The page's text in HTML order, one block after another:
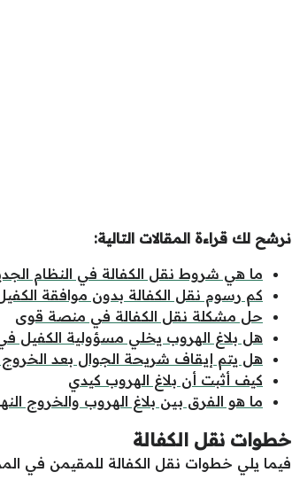
نرشح لك قراءة المقالات التالية:
ما هي شروط نقل الكفالة في النظام
كم رسوم نقل الكفالة بدون موافقة
حل مشكلة نقل الكفالة في منصة قوى
هل بلاغ الهروب يخلي مسؤولية الكفيل
هل يتم إيقاف شريحة الجوال بعد الخروج
كيف أثبت أن بلاغ الهروب كيدي
ما هو الفرق بين بلاغ الهروب والخروج
خطوات نقل الكفالة
فيما يلي خطوات نقل الكفالة للمقيمن في